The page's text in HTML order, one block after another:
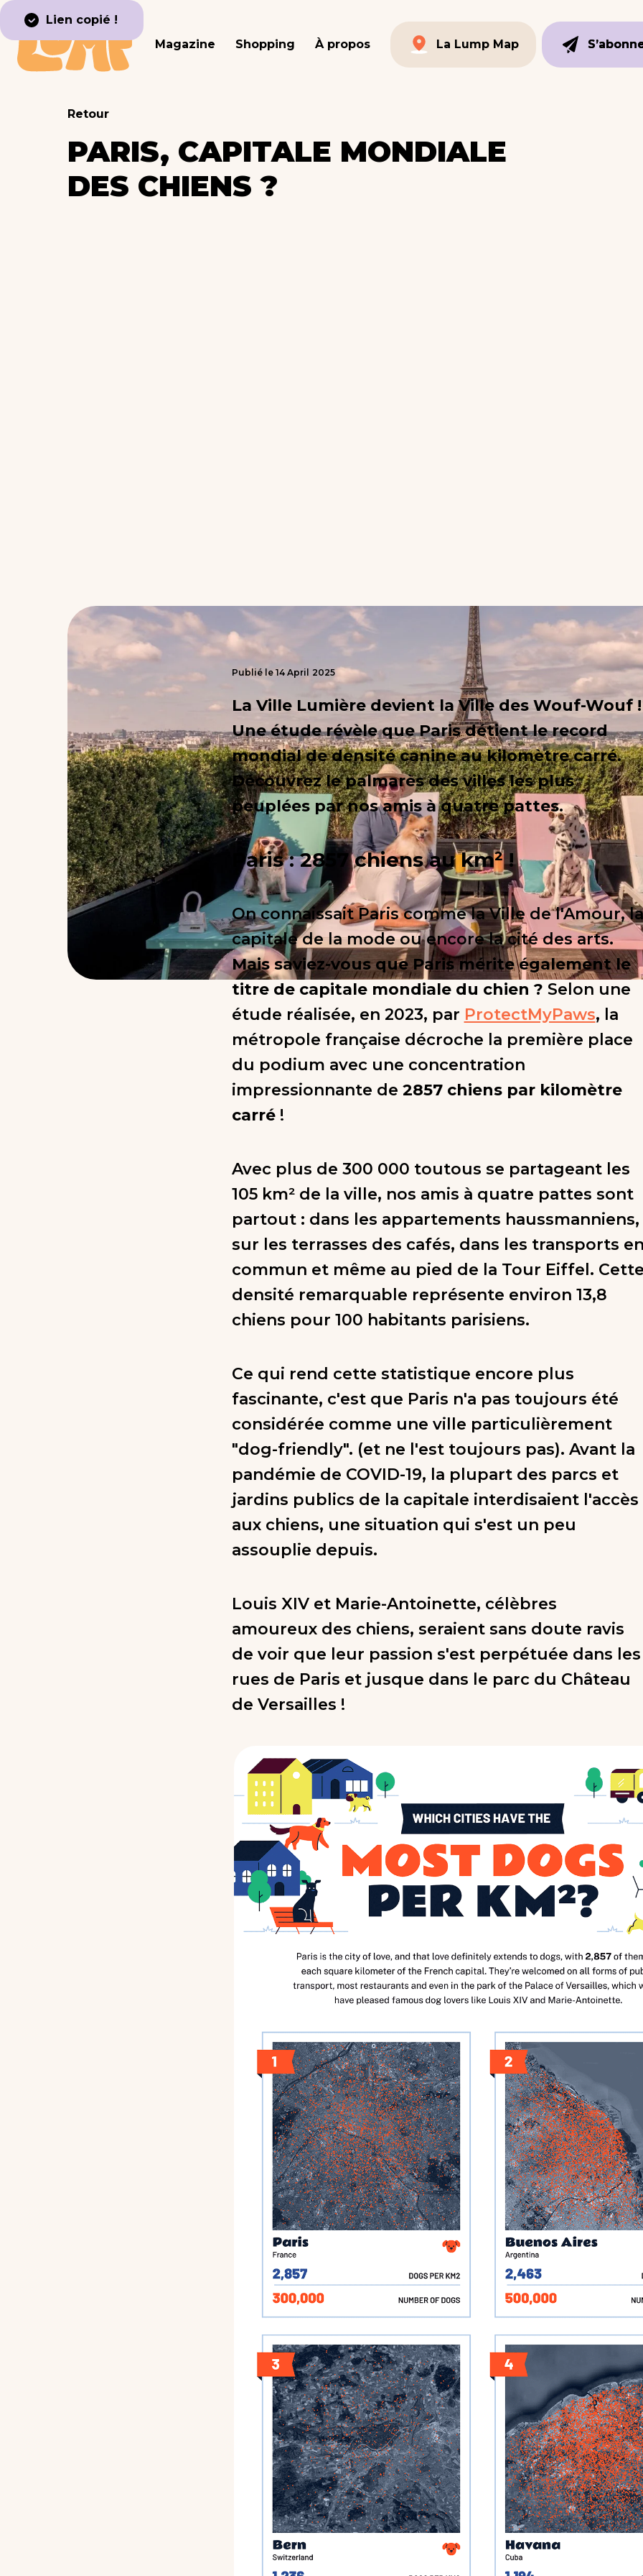
Magazine Shopping À propos
La Lump Map
Lien copié !
Retour
PARIS, CAPITALE MONDIALE
DES CHIENS ?
Publié le14 April 2025
La Ville Lumière devient la Ville des Wouf-Wouf !
Une étude révèle que Paris détient le record
mondial de densité canine au kilomètre carré.
Découvrez le palmarès des villes les plus
peuplées par nos amis à quatre pattes.
Paris : 2857 chiens au km² !
On connaissait Paris comme la Ville de l'Amour, la
capitale de la mode ou encore la cité des arts.
Mais saviez-vous que Paris mérite également le
titre de capitale mondiale du chien ? Selon une
étude réalisée, en 2023, par ProtectMyPaws, la
métropole française décroche la première place
du podium avec une concentration
impressionnante de 2857 chiens par kilomètre
carré!
Avec plus de 300 000 toutous se partageant les
105 km² de la ville, nos amis à quatre pattes sont
partout : dans les appartements haussmanniens,
sur les terrasses des cafés, dans les transports
commun et même au pied de la Tour Eiffel.
densité remarquable représente environ 13,8
chiens pour 100 habitants parisiens.
Ce qui rend cette statistique encore plus
fascinante, c'est que Paris n'a pas toujours été
considérée comme une ville particulièrement
"dog-friendly". (et ne l'est toujours pas). Avant la
pandémie de COVID-19, la plupart des parcs et
jardins publics de la capitale interdisaient l'accès
aux chiens, une situation qui s'est un peu
assouplie depuis.
Louis XIV et Marie-Antoinette, célèbres
amoureux des chiens, seraient sans doute ravis
de voir que leur passion s'est perpétuée dans les
rues de Paris et jusque dans le parc du Château
de Versailles !